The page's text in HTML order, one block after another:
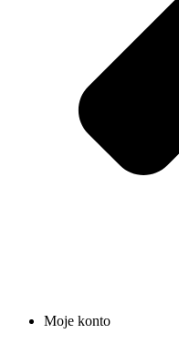
Moje konto